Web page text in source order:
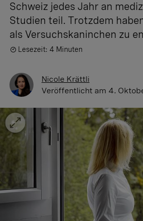
Schweiz jedes Jahr an
Studien teil. Trotzdem
als Versuchskaninchen zu
Lesezeit: 4 Minuten
Nicole Krättli
Veröffentlicht am 4.